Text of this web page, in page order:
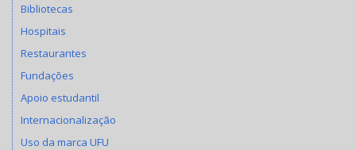
Bibliotecas
Hospitais
Restaurantes
Fundações
Apoio estudantil
Internacionalização
Uso da marca UFU